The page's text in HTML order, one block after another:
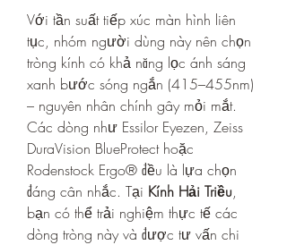
Với tần suất tiếp xúc màn hình liên
tục, nhóm người dùng này nên chọn
tròng kính có khả năng lọc ánh sáng
xanh bước sóng ngắn (415–455nm)
– nguyên nhân chính gây mỏi mắt.
Các dòng như Essilor Eyezen, Zeiss
DuraVision BlueProtect hoặc
Rodenstock Ergo® đều là lựa chọn
đáng cân nhắc. Tại Kính Hải Triều,
bạn có thể trải nghiệm thực tế các
dòng tròng này và được tư vấn chi